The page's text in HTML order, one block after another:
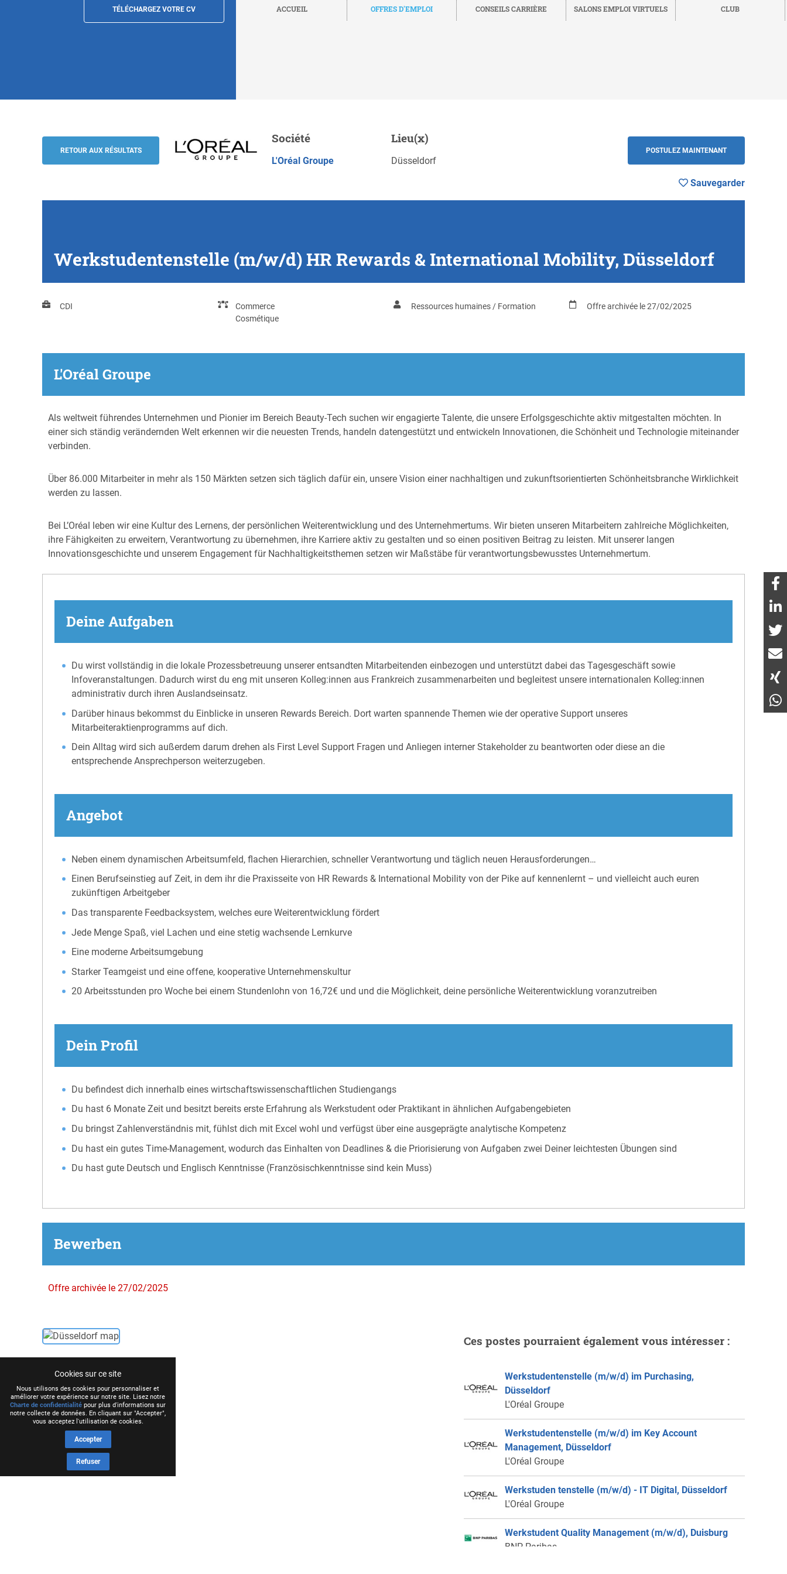
TÉLÉCHARGEZ VOTRE CV ACCUEIL OFFRES D'EMPLOI CONSEILS CARRIÈRE SALONS EMPLOI VIRTUELS CLUB
Werkstudentenstelle (m/w/d) HR Rewards & International Mobility,
L'Oréal Groupe
POSTULEZ MAINTENANT
RETOUR AUX RÉSULTATS
Société
L'Oréal Groupe
Lieu(x)
Düsseldorf
POSTULEZ MAINTENANT
Sauvegarder
Werkstudentenstelle (m/w/d) HR Rewards & International Mobility, Düsseldorf
CDI
Commerce
Cosmétique
Ressources humaines / Formation Offre archivée le 27/02/2025
L'Oréal Groupe
Als weltweit führendes Unternehmen und Pionier im Bereich Beauty-Tech suchen wir engagierte Talente, die unsere Erfolgsgeschichte aktiv mitgestalten möchten. In
einer sich ständig verändernden Welt erkennen wir die neuesten Trends, handeln datengestützt und entwickeln Innovationen, die Schönheit und Technologie miteinander
verbinden.
Über 86.000 Mitarbeiter in mehr als 150 Märkten setzen sich täglich dafür ein, unsere Vision einer nachhaltigen und zukunftsorientierten Schönheitsbranche Wirklichkeit
werden zu lassen.
Bei L’Oréal leben wir eine Kultur des Lernens, der persönlichen Weiterentwicklung und des Unternehmertums. Wir bieten unseren Mitarbeitern zahlreiche Möglichkeiten,
ihre Fähigkeiten zu erweitern, Verantwortung zu übernehmen, ihre Karriere aktiv zu gestalten und so einen positiven Beitrag zu leisten. Mit unserer langen
Innovationsgeschichte und unserem Engagement für Nachhaltigkeitsthemen setzen wir Maßstäbe für verantwortungsbewusstes Unternehmertum.
Deine Aufgaben
Du wirst vollständig in die lokale Prozessbetreuung unserer entsandten Mitarbeitenden einbezogen und unterstützt dabei das Tagesgeschäft sowie
Infoveranstaltungen. Dadurch wirst du eng mit unseren Kolleg:innen aus Frankreich zusammenarbeiten und begleitest unsere internationalen Kolleg:innen
administrativ durch ihren Auslandseinsatz.
Darüber hinaus bekommst du Einblicke in unseren Rewards Bereich. Dort warten spannende Themen wie der operative Support unseres
Mitarbeiteraktienprogramms auf dich.
Dein Alltag wird sich außerdem darum drehen als First Level Support Fragen und Anliegen interner Stakeholder zu beantworten oder diese an die
entsprechende Ansprechperson weiterzugeben.
Angebot
Neben einem dynamischen Arbeitsumfeld, flachen Hierarchien, schneller Verantwortung und täglich neuen Herausforderungen…
Einen Berufseinstieg auf Zeit, in dem ihr die Praxisseite von HR Rewards & International Mobility von der Pike auf kennenlernt – und vielleicht auch euren
zukünftigen Arbeitgeber
Das transparente Feedbacksystem, welches eure Weiterentwicklung fördert
Jede Menge Spaß, viel Lachen und eine stetig wachsende Lernkurve
Eine moderne Arbeitsumgebung
Starker Teamgeist und eine offene, kooperative Unternehmenskultur
20 Arbeitsstunden pro Woche bei einem Stundenlohn von 16,72€ und und die Möglichkeit, deine persönliche Weiterentwicklung voranzutreiben
Dein Profil
Du befindest dich innerhalb eines wirtschaftswissenschaftlichen Studiengangs
Du hast 6 Monate Zeit und besitzt bereits erste Erfahrung als Werkstudent oder Praktikant in ähnlichen Aufgabengebieten
Du bringst Zahlenverständnis mit, fühlst dich mit Excel wohl und verfügst über eine ausgeprägte analytische Kompetenz
Du hast ein gutes Time-Management, wodurch das Einhalten von Deadlines & die Priorisierung von Aufgaben zwei Deiner leichtesten Übungen sind
Du hast gute Deutsch und Englisch Kenntnisse (Französischkenntnisse sind kein Muss)
Bewerben
Offre archivée le 27/02/2025
Ces postes pourraient également vous intéresser :
Werkstudentenstelle (m/w/d) im Purchasing,
Düsseldorf
L'Oréal Groupe
Werkstudentenstelle (m/w/d) im Key Account
Management, Düsseldorf
L'Oréal Groupe
Werkstuden tenstelle (m/w/d) - IT Digital, Düsseldorf
L'Oréal Groupe
Werkstudent Quality Management (m/w/d), Duisburg
BNP Paribas
Cookies sur ce site
Nous utilisons des cookies pour personnaliser et
améliorer votre expérience sur notre site. Lisez notre
Charte de confidentialité pour plus d'informations sur
notre collecte de données. En cliquant sur "Accepter",
vous acceptez l'utilisation de cookies.
Accepter
Refuser